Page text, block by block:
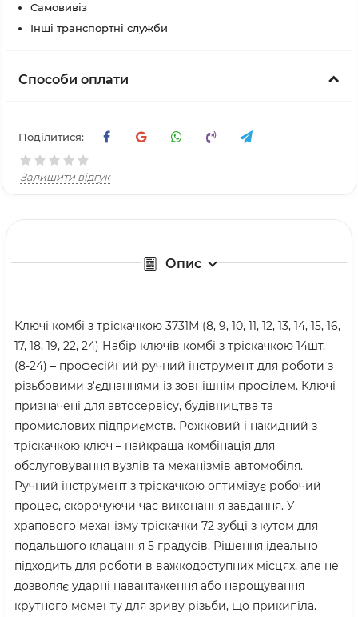
Самовивіз
Інші транспортні служби
Способи оплати
Поділитися:
Залишити відгук
Опис
Ключі комбі з тріскачкою 3731М (8, 9, 10, 11, 12, 13, 14, 15, 16,
17, 18, 19, 22, 24) Набір ключів комбі з тріскачкою 14шт.
(8-24) – професійний ручний інструмент для роботи з
різьбовими з'єднаннями із зовнішнім профілем. Ключі
призначені для автосервісу, будівництва та
промислових підприємств. Рожковий і накидний з
тріскачкою ключ – найкраща комбінація для
обслуговування вузлів та механізмів автомобіля.
Ручний інструмент з тріскачкою оптимізує робочий
процес, скорочуючи час виконання завдання. У
храпового механізму тріскачки 72 зубці з кутом для
подальшого клацання 5 градусів. Рішення ідеально
підходить для роботи в важкодоступних місцях, але не
дозволяє ударні навантаження або нарощування
крутного моменту для зриву різьби, що прикипіла.